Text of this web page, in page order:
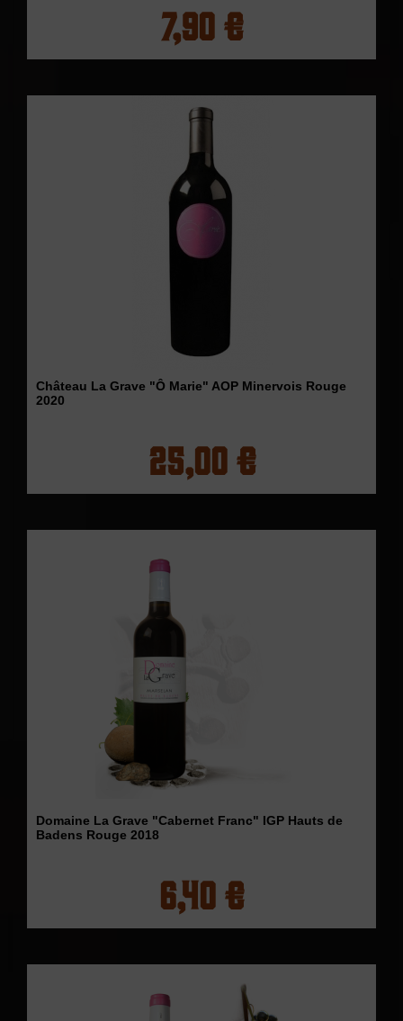
7,90 €
Château La Grave "Ô Marie" AOP Minervois Rouge
2020
25,00 €
Domaine La Grave "Cabernet Franc" IGP Hauts de
Badens Rouge 2018
6,40 €